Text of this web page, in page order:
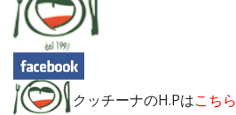
クッチーナのH.Pはこちら